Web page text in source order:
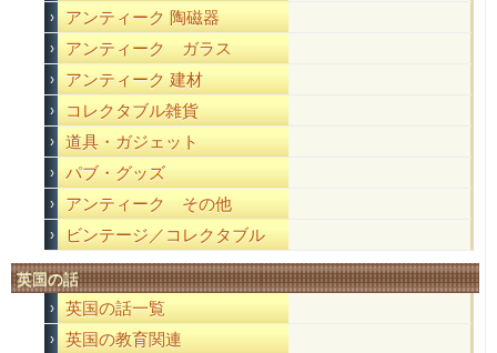
アンティーク 陶磁器
アンティーク ガラス
アンティーク 建材
コレクタブル雑貨
道具・ガジェット
パブ・グッズ
アンティーク その他
ビンテージ／コレクタブル
英国の話
英国の話一覧
英国の教育関連